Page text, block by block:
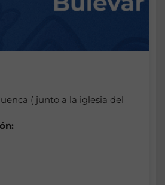
( junto a la iglesia del